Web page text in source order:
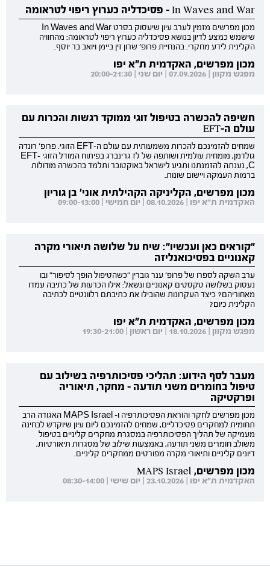
In Waves and War - פסיכדליה כערוץ ריפוי לטראומה
מכון מפרשים מזמין לערב עיון שיעסוק בסרט In Waves and War
שישמש כמצע לדיון בנושא פסיכדליה כערוץ ריפוי לטראומה: מהחוויה
הקלינית לידע מחקרי. בהנחיית פרופ' שרון זין ביימן ויואב בר יוסף.
מכון מפרשים, האקדמית ת"א יפו
מפגש מקוון | 07.09.2026 | יום שני | 20:00-21:30
חשיפה להכשרה בטיפול זוגי ממוקד רגשות והכרות עם
עולם ה-EFT
שמחים להזמינכם להכרות משמעותית עם עולם ה-EFT הזוגי. פרופ' רונדה
גולדמן, מומחית עולמית ושותפה של לז גרינברג בפיתוח המודל הזוגי EFT-
C, נענתה להזמנתנו ותגיע לישראל באוקטובר ותלמד בהכשרה מודולות
ברמות העמקה ויישום שונות.
מכון מפרשים, הקליניקה הקהילתית אוני' בן גוריון
האקדמית ת"א יפו | 08.10.2026 | יום חמישי | 09:00-13:00
"קוראים כאן ועכשיו": שיח על שלושה תיאורי מקרה
קאנוניים בפסיכואנליזה
ערב השקה לספרו של פרופ' ענר גוברין "כשהטיפול הופך לסיפור" ובו
נעסוק בשלושה טקסטים קאנוניים ונשאל: אילו הכרעות של כתיבה עמדו
מאחוריהם? כיצד העקרונות שהובילו את כתיבתם רלוונטיים לכתיבה
הקלינית כיום?
מכון מפרשים, האקדמית ת"א יפו
מפגש מקוון | 18.10.2026 | יום ראשון | 19:30-21:00
מעבר לסף הידוע: תהליכי פסיכותרפיה בשילוב עם
טיפול בחומרים משני תודעה - מחקר, תיאוריה
ופרקטיקה
מכון מפרשים לחקר והוראת הפסיכותרפיה ו- MAPS Israel האגודה הרב
תחומית למחקרים פסיכדליים, שמחים להזמינכם ליום עיון שיוקדש לבחינה
מעמיקה של תהליך הפסיכותרפיה במסגרת מחקרים קליניים בטיפול
משולב חומרים משני תודעה, באמצעות שילוב של מסגרות תיאורטיות,
דיונים קליניים ותיאורי מקרה מפורטים ממחקרים קליניים.
מכון מפרשים, MAPS Israel
האקדמית ת"א יפו | 23.10.2026 | יום שישי | 08:30-14:00